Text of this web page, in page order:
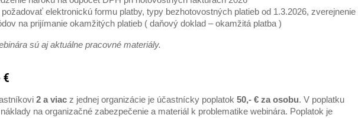
požadovať elektronickú formu platby, typy bezhotovostných platieb od 1.3.2026, zverejnenie
na prijímanie okamžitých platieb ( daňový doklad – okamžitá platba )
sú aj aktuálne pracovné materiály.
€
2 a viac z jednej organizácie je účastnícky poplatok 50,- € za osobu. V poplatku
na organizačné zabezpečenie a materiál k problematike webinára. Poplatok je